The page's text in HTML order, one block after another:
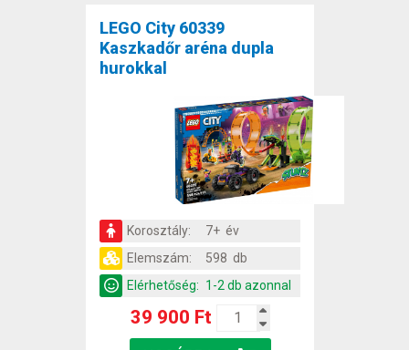
LEGO City 60339
Kaszkadőr aréna dupla
hurokkal
Korosztály:
7+ év
Elemszám:
598 db
Elérhetőség: 1-2 db azonnal
39 900 Ft